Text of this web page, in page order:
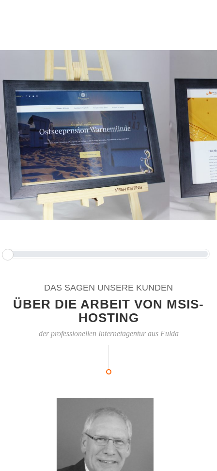
DAS SAGEN UNSERE KUNDEN
ÜBER DIE ARBEIT VON MSIS-
HOSTING
der professionellen Internetagentur aus Fulda